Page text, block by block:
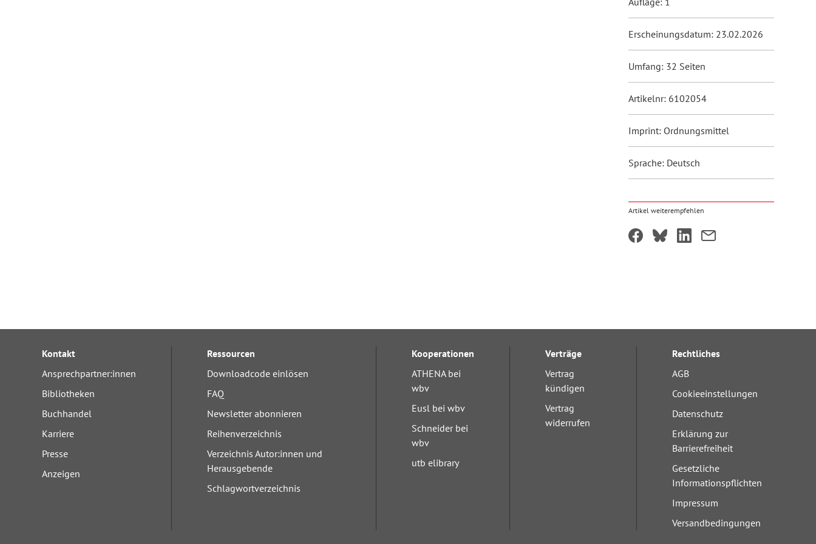
Erscheinungsdatum: 23.02.2026
Umfang: 32 Seiten
Artikelnr: 6102054
Imprint: Ordnungsmittel
Sprache: Deutsch
Artikel weiterempfehlen
Kontakt
Ansprechpartner:innen
Bibliotheken
Buchhandel
Karriere
Presse
Anzeigen
Ressourcen
Downloadcode einlösen
FAQ
Newsletter abonnieren
Reihenverzeichnis
Verzeichnis Autor:innen und
Herausgebende
Schlagwortverzeichnis
Kooperationen
ATHENA bei
wbv
Eusl bei wbv
Schneider bei
wbv
utb elibrary
Verträge
Vertrag
kündigen
Vertrag
widerrufen
Rechtliches
AGB
Cookieeinstellungen
Datenschutz
Erklärung zur
Barrierefreiheit
Gesetzliche
Informationspflichten
Impressum
Versandbedingungen